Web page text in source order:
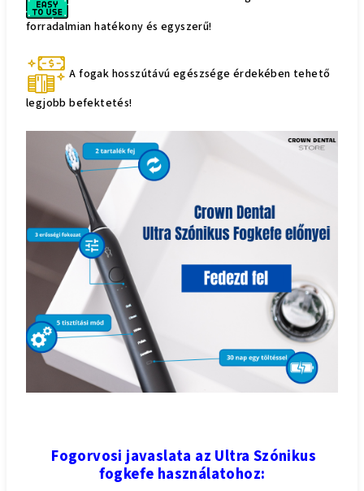
forradalmian hatékony és egyszerű!
A fogak hosszútávú egészsége érdekében tehető
legjobb befektetés!
Fogorvosi javaslata az Ultra Szónikus
fogkefe használatohoz: